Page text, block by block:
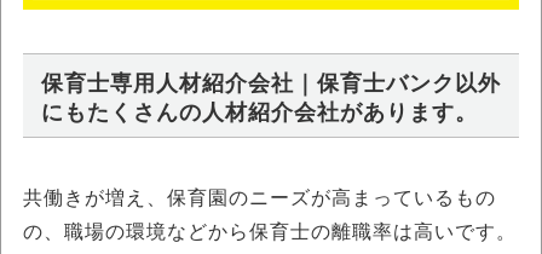
保育士専用人材紹介会社｜保育士バンク以外
にもたくさんの人材紹介会社があります。
共働きが増え、保育園のニーズが高まっているもの
の、職場の環境などから保育士の離職率は高いです。